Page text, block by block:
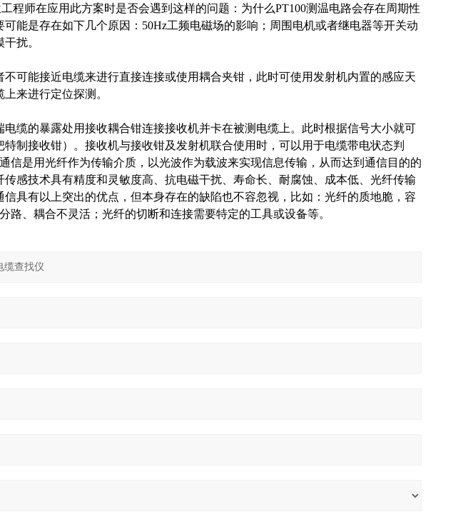
程师在应用此方案时是否会遇到这样的问题：为什么PT100测温电路会存在周期性
能是存在如下几个原因：50Hz工频电磁场的影响；周围电机或者继电器等开关动
扰。
可能接近电缆来进行直接连接或使用耦合夹钳，此时可使用发射机内置的感应天
来进行定位探测。
缆的暴露处用接收耦合钳连接接收机并卡在被测电缆上。此时根据信号大小就可
制接收钳）。接收机与接收钳及发射机联合使用时，可以用于电缆带电状态判
信是用光纤作为传输介质，以光波作为载波来实现信息传输，从而达到通信目的的
感技术具有精度和灵敏度高、抗电磁干扰、寿命长、耐腐蚀、成本低、光纤传输
具有以上突出的优点，但本身存在的缺陷也不容忽视，比如：光纤的质地脆，容
路、耦合不灵活；光纤的切断和连接需要特定的工具或设备等。